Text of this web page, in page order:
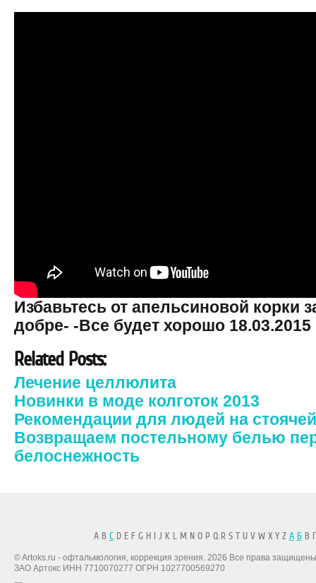
Избавьтесь от апельсиновой корки
добре- -Все будет хорошо 18.03.2015
Related Posts:
Лечение целлюлита
Новинки в моде колготок 2013
Рекомендации для людей на
Возвращаем постельному белью
белоснежность
A B CD E F G H I J K L M N O P Q R S T U V W X Y Z А БВ
© Artoks.ru - офтальмология, коррекция зрения. 2026 Все права
ЗАО Артокс ИНН 7710070277 ОГРН 1027700569270